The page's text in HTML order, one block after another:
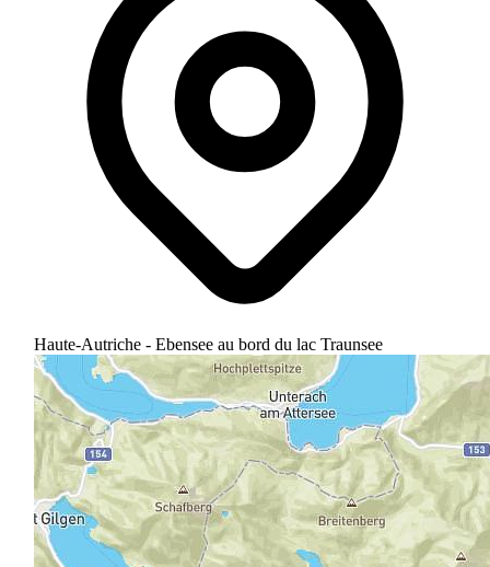
Haute-Autriche - Ebensee au bord du lac Traunsee